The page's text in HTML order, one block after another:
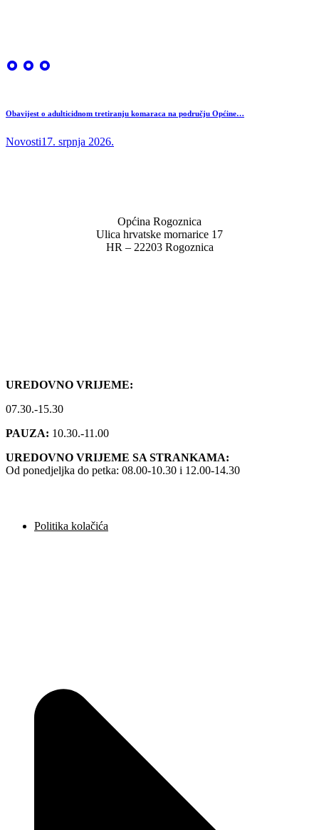
Obavijest o adulticidnom tretiranju komaraca na području Općine…
Novosti17. srpnja 2026.
Općina Rogoznica
Ulica hrvatske mornarice 17
HR – 22203 Rogoznica
UREDOVNO VRIJEME:
07.30.-15.30
PAUZA: 10.30.-11.00
UREDOVNO VRIJEME SA STRANKAMA:
Od ponedjeljka do petka: 08.00-10.30 i 12.00-14.30
Politika kolačića